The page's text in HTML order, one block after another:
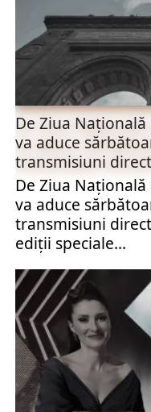
De Ziua
va aduce
transmisiuni
De Ziua
va aduce
transmisiuni
ediţii speciale...